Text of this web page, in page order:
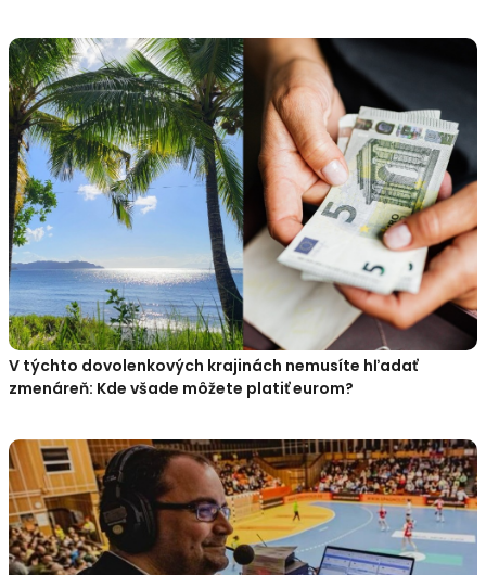
V týchto dovolenkových krajinách nemusíte hľadať
zmenáreň: Kde všade môžete platiť eurom?